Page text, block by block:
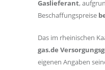
Gaslieferant,
Beschaffungspreise
Das im rheinischen
gas.de
eigenen Angaben